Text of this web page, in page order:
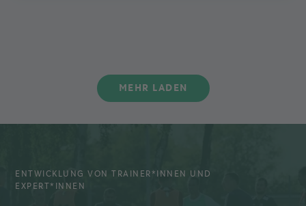
MEHR LADEN
ENTWICKLUNG VON TRAINER*INNEN UND
EXPERT*INNEN